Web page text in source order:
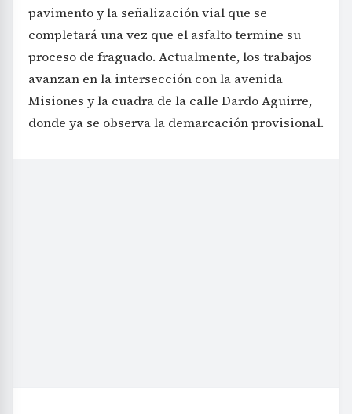
pavimento y la señalización vial que se
completará una vez que el asfalto termine su
proceso de fraguado. Actualmente, los trabajos
avanzan en la intersección con la avenida
Misiones y la cuadra de la calle Dardo Aguirre,
donde ya se observa la demarcación provisional.